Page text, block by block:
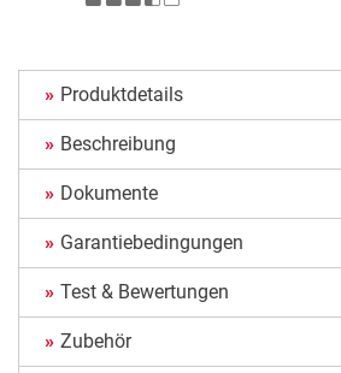
Produktdetails
Beschreibung
Dokumente
Garantiebedingungen
Test & Bewertungen
Zubehör